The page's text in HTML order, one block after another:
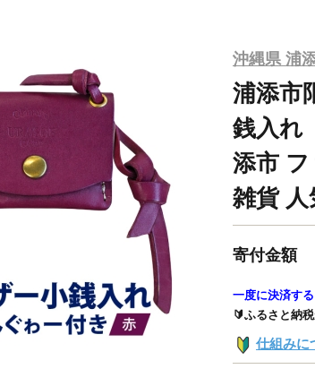
沖縄県 浦
浦添市
銭入れ
添市
雑貨
寄付金額
一度に決済する
🔰ふるさと納
仕組みに